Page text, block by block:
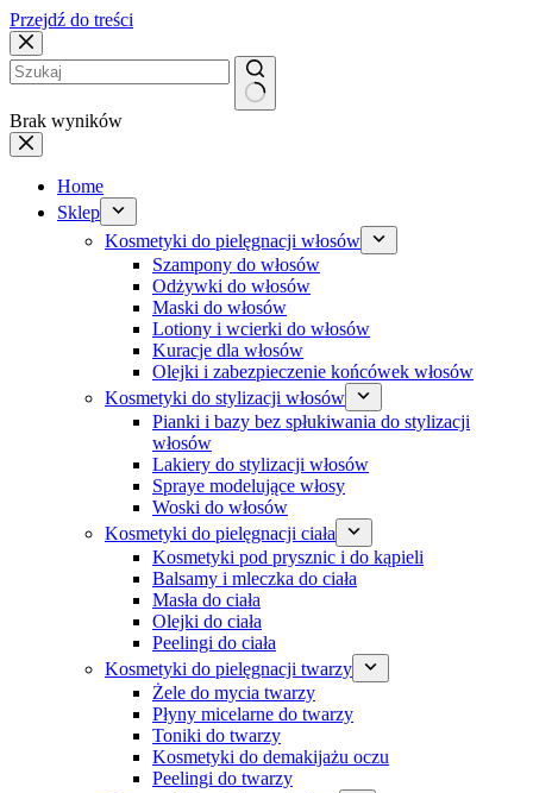
Przejdź do treści
Brak wyników
Home
Sklep
Kosmetyki do pielęgnacji włosów
Szampony do włosów
Odżywki do włosów
Maski do włosów
Lotiony i wcierki do włosów
Kuracje dla włosów
Olejki i zabezpieczenie końcówek włosów
Kosmetyki do stylizacji włosów
Pianki i bazy bez spłukiwania do stylizacji
włosów
Lakiery do stylizacji włosów
Spraye modelujące włosy
Woski do włosów
Kosmetyki do pielęgnacji ciała
Kosmetyki pod prysznic i do kąpieli
Balsamy i mleczka do ciała
Masła do ciała
Olejki do ciała
Peelingi do ciała
Kosmetyki do pielęgnacji twarzy
Żele do mycia twarzy
Płyny micelarne do twarzy
Toniki do twarzy
Kosmetyki do demakijażu oczu
Peelingi do twarzy